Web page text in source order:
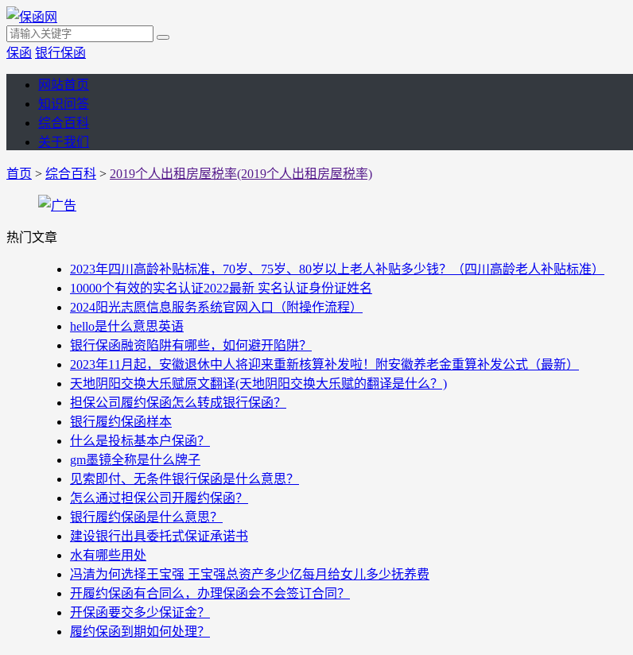
保函 银行保函
网站首页
知识问答
综合百科
关于我们
首页 > 综合百科 > 2019个人出租房屋税率(2019个人出租房屋税率)
热门文章
2023年四川高龄补贴标准，70岁、75岁、80岁以上老人补贴多少钱？（四川高龄老人补贴标准）
10000个有效的实名认证2022最新 实名认证身份证姓名
2024阳光志愿信息服务系统官网入口（附操作流程）
hello是什么意思英语
银行保函融资陷阱有哪些，如何避开陷阱？
2023年11月起，安徽退休中人将迎来重新核算补发啦！附安徽养老金重算补发公式（最新）
天地阴阳交换大乐赋原文翻译(天地阴阳交换大乐赋的翻译是什么？)
担保公司履约保函怎么转成银行保函？
银行履约保函样本
什么是投标基本户保函？
gm墨镜全称是什么牌子
见索即付、无条件银行保函是什么意思？
怎么通过担保公司开履约保函？
银行履约保函是什么意思？
建设银行出具委托式保证承诺书
水有哪些用处
冯清为何选择王宝强 王宝强总资产多少亿每月给女儿多少抚养费
开履约保函有合同么，办理保函会不会签订合同？
开保函要交多少保证金？
履约保函到期如何处理？